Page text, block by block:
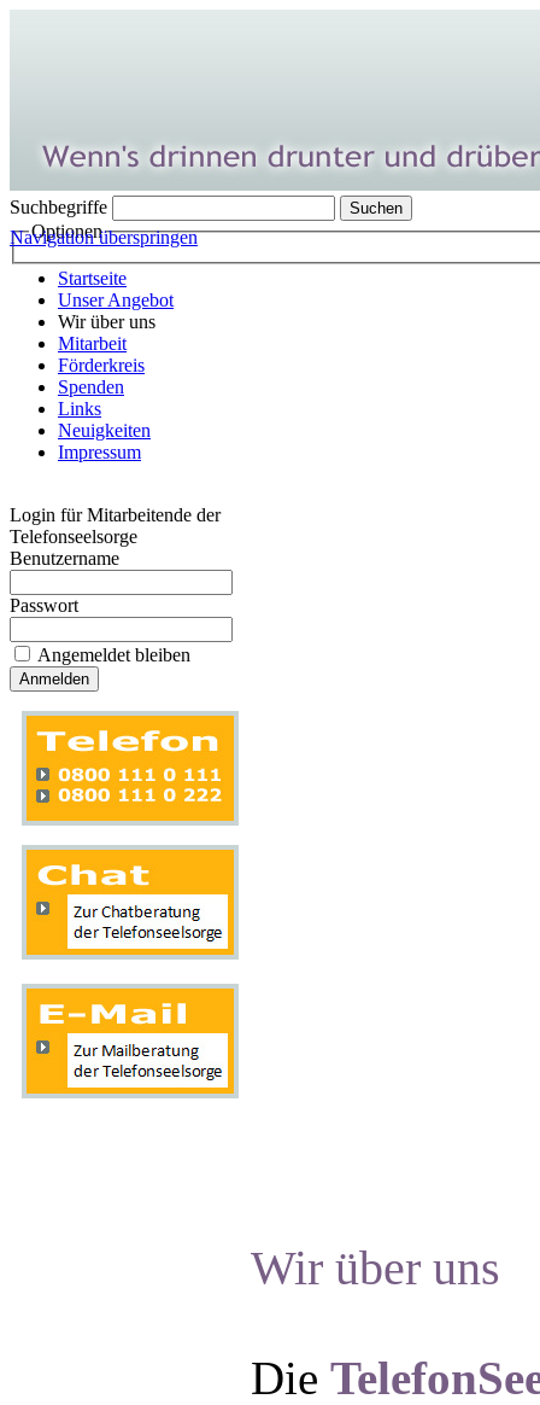
Suchbegriffe
Optionen
Navigation überspringen
Startseite
Unser Angebot
Wir über uns
Mitarbeit
Förderkreis
Spenden
Links
Neuigkeiten
Impressum
Login für Mitarbeitende der
Telefonseelsorge
Benutzername
Passwort
Angemeldet bleiben
Wir über uns
Die